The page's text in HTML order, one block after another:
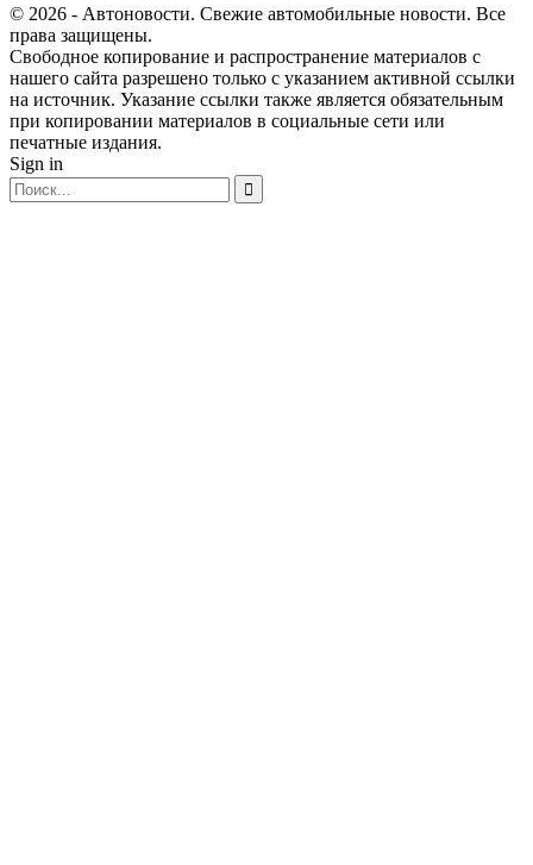
© 2026 - Автоновости. Свежие автомобильные новости. Все
права защищены.
Свободное копирование и распространение материалов с
нашего сайта разрешено только с указанием активной ссылки
на источник. Указание ссылки также является обязательным
при копировании материалов в социальные сети или
печатные издания.
Sign in